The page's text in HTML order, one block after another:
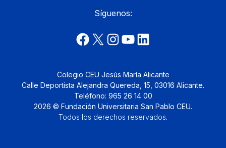
Síguenos:
Colegio CEU Jesús María Alicante
Calle Deportista Alejandra Quereda, 15, 03016 Alicante.
Teléfono: 965 26 14 00
2026 © Fundación Universitaria San Pablo CEU.
Todos los derechos reservados.